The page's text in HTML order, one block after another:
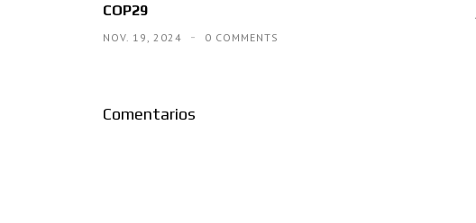
COP29
NOV. 19, 2024 0 COMMENTS
Comentarios